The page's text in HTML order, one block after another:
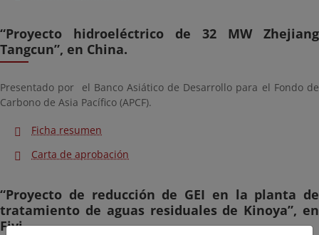
“Proyecto hidroeléctrico de 32 MW Zhejiang
Tangcun”, en China.
Presentado por el Banco Asiático de Desarrollo para el Fondo de
Carbono de Asia Pacífico (APCF).
Ficha resumen
Carta de aprobación
“Proyecto de reducción de GEI en la planta de
tratamiento de aguas residuales de Kinoya”, en
Fiyi.